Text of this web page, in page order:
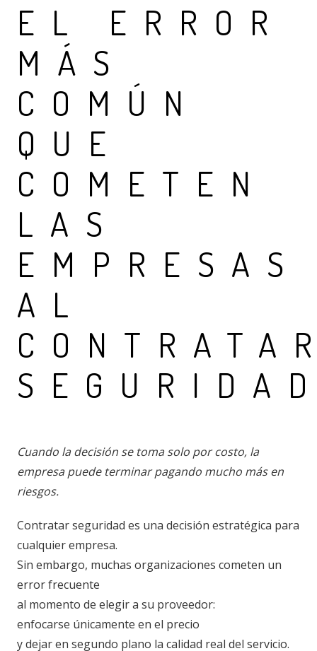
EL ERROR
MÁS
COMÚN
QUE
COMETEN
LAS
EMPRESAS
AL
Cuando la decisión se toma solo por costo, la
empresa puede terminar pagando mucho más en
riesgos.
Contratar seguridad es una decisión estratégica para
cualquier empresa.
Sin embargo, muchas organizaciones cometen un
error frecuente
al momento de elegir a su proveedor:
enfocarse únicamente en el precio
y dejar en segundo plano la calidad real del servicio.